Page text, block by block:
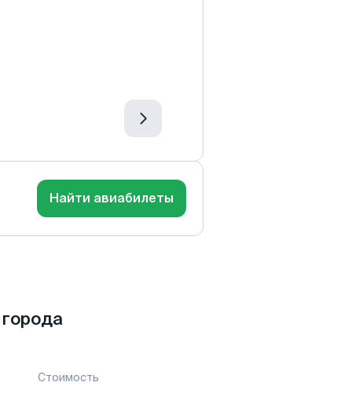
Найти авиабилеты
Стоимость